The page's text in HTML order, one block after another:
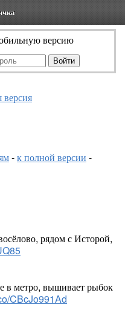
версию
-к полной версии -
рядом с Исторой,
в метро, вышивает рыбок
CBcJo991Ad